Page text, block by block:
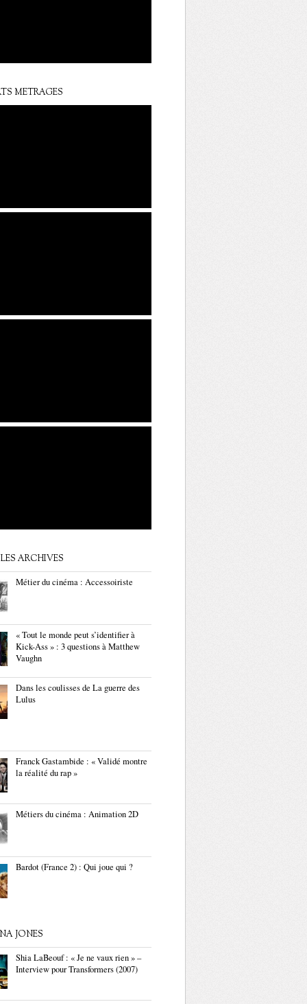
METRAGES
ARCHIVES
Métier du cinéma : Accessoiriste
« Tout le monde peut s’identifier à
Kick-Ass » : 3 questions à Matthew
Vaughn
Dans les coulisses de La guerre des
Lulus
Franck Gastambide : « Validé montre
la réalité du rap »
Métiers du cinéma : Animation 2D
Bardot (France 2) : Qui joue qui ?
JONES
Shia LaBeouf : « Je ne vaux rien » –
Interview pour Transformers (2007)